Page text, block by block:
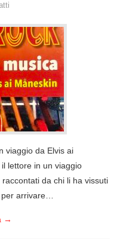
viaggio da Elvis ai
lettore in un viaggio
raccontati da chi li ha vissuti
arrivare…
→